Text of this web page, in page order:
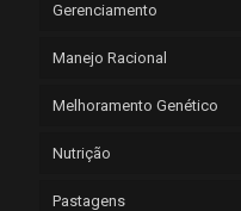
Gerenciamento
Manejo Racional
Melhoramento Genético
Nutrição
Pastagens